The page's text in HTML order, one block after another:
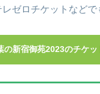
レゼロチケットなどで
の新宿御苑2023のチケ